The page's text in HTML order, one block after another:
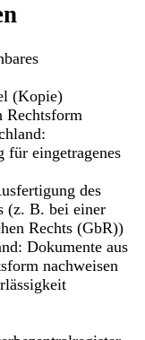
(Kopie)
Rechtsform
für eingetragenes
des
(z. B. bei einer
Rechts (GbR))
Dokumente aus
nachweisen